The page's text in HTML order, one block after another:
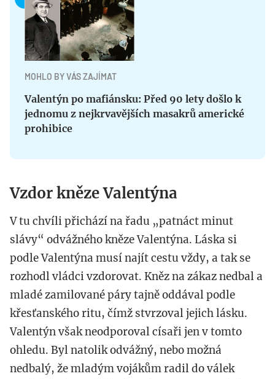
MOHLO BY VÁS ZAJÍMAT
Valentýn po mafiánsku: Před 90 lety došlo k
jednomu z nejkrvavějších masakrů americké
prohibice
Vzdor kněze Valentýna
V tu chvíli přichází na řadu „patnáct minut
slávy“ odvážného kněze Valentýna. Láska si
podle Valentýna musí najít cestu vždy, a tak se
rozhodl vládci vzdorovat. Kněz na zákaz nedbal a
mladé zamilované páry tajně oddával podle
křesťanského ritu, čímž stvrzoval jejich lásku.
Valentýn však neodporoval císaři jen v tomto
ohledu. Byl natolik odvážný, nebo možná
nedbalý, že mladým vojákům radil do válek